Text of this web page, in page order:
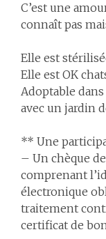
C’est une
connaît pas
Elle est
Elle est OK
Adoptable
avec un jardin
** Une
– Un chèque
comprenant
électronique
traitement
certificat de